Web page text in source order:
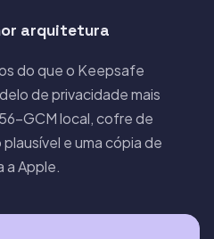
arquitetura
do que o Keepsafe
de privacidade mais
GCM local, cofre de
e uma cópia de
a Apple.